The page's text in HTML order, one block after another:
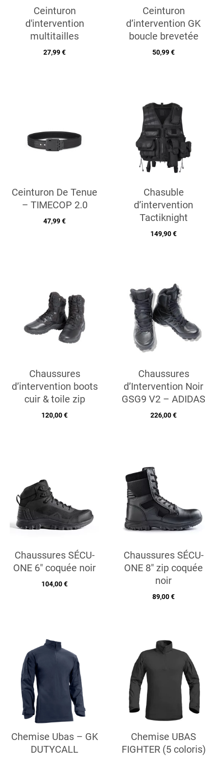
Ceinturon
d'intervention
multitailles
27,99 €
Ceinturon
d’intervention GK
boucle brevetée
50,99 €
Ceinturon De Tenue
– TIMECOP 2.0
47,99 €
Chasuble
d’intervention
Tactiknight
149,90 €
Chaussures
d’intervention boots
cuir & toile zip
120,00 €
Chaussures
d’Intervention Noir
GSG9 V2 – ADIDAS
226,00 €
Chaussures SÉCU-
ONE 6" coquée noir
104,00 €
Chaussures SÉCU-
ONE 8" zip coquée
noir
89,00 €
Chemise Ubas – GK
DUTYCALL
Chemise UBAS
FIGHTER (5 coloris)